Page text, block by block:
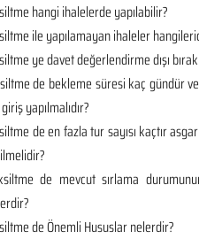
hangi ihalelerde yapılabilir?
ile yapılamayan ihaleler
ye davet değerlendirme dışı
de bekleme süresi kaç gündür
yapılmalıdır?
de en fazla tur sayısı kaçtır
de mevcut sırlama
de Önemli Hususlar nelerdir?